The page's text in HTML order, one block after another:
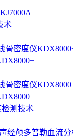
术
检测技术